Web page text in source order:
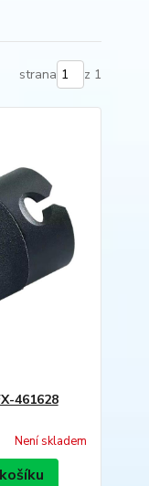
strana z 1
461628
Není skladem